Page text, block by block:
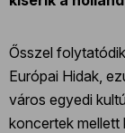
Ősszel
Európai Hidak,
város egyedi
koncertek mellett